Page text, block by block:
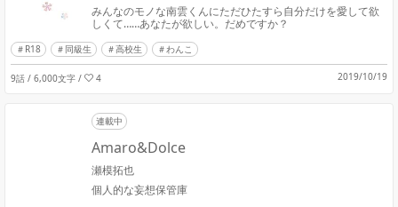
みんなのモノな南雲くんにただひたすら自分だけを愛して欲
しくて……あなたが欲しい。だめですか？
R18 同級生 高校生 わんこ
9話 / 6,000文字 / 4 2019/10/19
連載中
Amaro&Dolce
瀬模拓也
個人的な妄想保管庫